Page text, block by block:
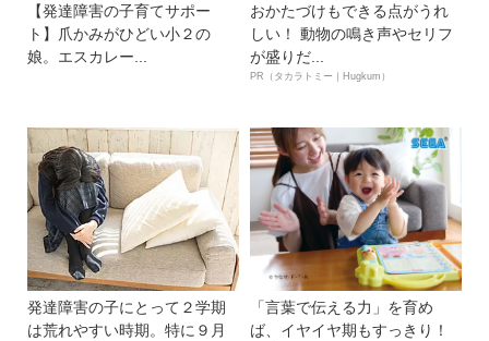
【発達障害の子育てサポー
ト】爪かみがひどい小２の
娘。エスカレー...
おかたづけもできる点がうれ
しい！ 動物の鳴き声やセリフ
が盛りだ...
PR（タカラトミー｜Hugkum）
発達障害の子にとって２学期
は荒れやすい時期。特に９月
「言葉で伝える力」を育め
ば、イヤイヤ期もすっきり！